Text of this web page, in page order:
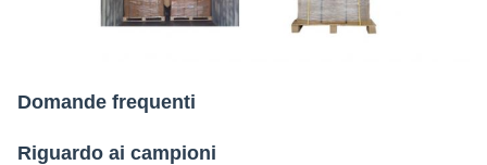
Domande frequenti
Riguardo ai campioni